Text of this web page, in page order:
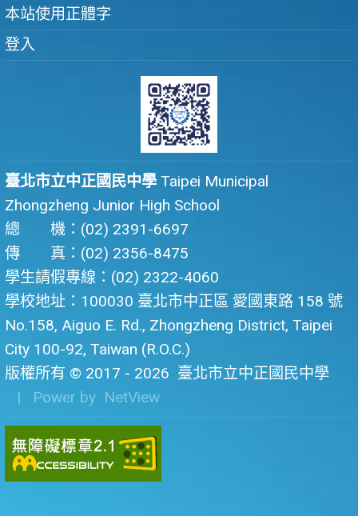
本站使用正體字
登入
臺北市立中正國民中學 Taipei Municipal
Zhongzheng Junior High School
總 機：(02) 2391-6697
傳 真：(02) 2356-8475
學生請假專線：(02) 2322-4060
學校地址：100030 臺北市中正區 愛國東路 158 號
No.158, Aiguo E. Rd., Zhongzheng District, Taipei
City 100-92, Taiwan (R.O.C.)
版權所有 © 2017 - 2026 臺北市立中正國民中學
| Power by NetView